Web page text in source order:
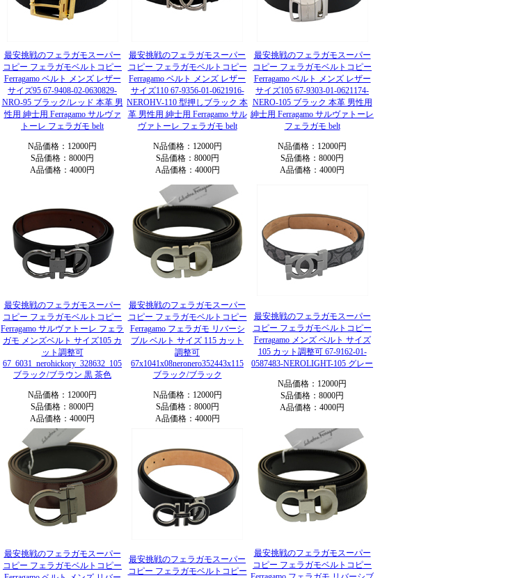
最安挑戦のフェラガモスーパー
コピー フェラガモベルトコピー
Ferragamo ベルト メンズ レザー
サイズ95 67-9408-02-0630829-
NRO-95 ブラック/レッド 本革 男
性用 紳士用 Ferragamo サルヴァ
トーレ フェラガモ belt
N品価格：12000円
S品価格：8000円
A品価格：4000円
最安挑戦のフェラガモスーパー
コピー フェラガモベルトコピー
Ferragamo ベルト メンズ レザー
サイズ110 67-9356-01-0621916-
NEROHV-110 型押しブラック 本
革 男性用 紳士用 Ferragamo サル
ヴァトーレ フェラガモ belt
N品価格：12000円
S品価格：8000円
A品価格：4000円
最安挑戦のフェラガモスーパー
コピー フェラガモベルトコピー
Ferragamo ベルト メンズ レザー
サイズ105 67-9303-01-0621174-
NERO-105 ブラック 本革 男性用
紳士用 Ferragamo サルヴァトーレ
フェラガモ belt
N品価格：12000円
S品価格：8000円
A品価格：4000円
最安挑戦のフェラガモスーパー
コピー フェラガモベルトコピー
Ferragamo サルヴァトーレ フェラ
ガモ メンズベルト サイズ105 カ
ット調整可
67_6031_nerohickory_328632_105
ブラック/ブラウン 黒 茶色
N品価格：12000円
S品価格：8000円
A品価格：4000円
最安挑戦のフェラガモスーパー
コピー フェラガモベルトコピー
Ferragamo フェラガモ リバーシ
ブル ベルト サイズ 115 カット
調整可
67x1041x08neronero352443x115
ブラック/ブラック
N品価格：12000円
S品価格：8000円
A品価格：4000円
最安挑戦のフェラガモスーパー
コピー フェラガモベルトコピー
Ferragamo メンズ ベルト サイズ
105 カット調整可 67-9162-01-
0587483-NEROLIGHT-105 グレー
N品価格：12000円
S品価格：8000円
A品価格：4000円
最安挑戦のフェラガモスーパー
コピー フェラガモベルトコピー
最安挑戦のフェラガモスーパー
コピー フェラガモベルトコピー
最安挑戦のフェラガモスーパー
コピー フェラガモベルトコピー